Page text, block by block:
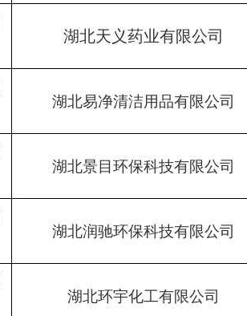
湖北天义药业有限公司
湖北易净清洁用品有限公司
湖北景目环保科技有限公司
湖北润驰环保科技有限公司
湖北环宇化工有限公司